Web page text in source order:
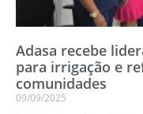
Adasa recebe
para irrigação e
comunidades
09/09/2025